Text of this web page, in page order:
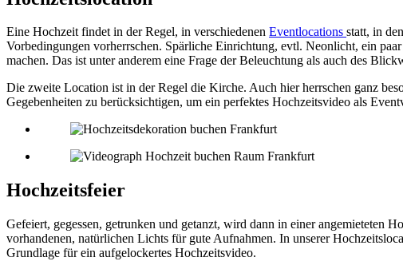
Eine Hochzeit findet in der Regel, in verschiedenen Eventlocations statt, in
Vorbedingungen vorherrschen. Spärliche Einrichtung, evtl. Neonlicht, ein
machen. Das ist unter anderem eine Frage der Beleuchtung als auch des
Die zweite Location ist in der Regel die Kirche. Auch hier herrschen ganz
Gegebenheiten zu berücksichtigen, um ein perfektes Hochzeitsvideo als
Hochzeitsfeier
Gefeiert, gegessen, getrunken und getanzt, wird dann in einer angemieteten
vorhandenen, natürlichen Lichts für gute Aufnahmen. In unserer
Grundlage für ein aufgelockertes Hochzeitsvideo.